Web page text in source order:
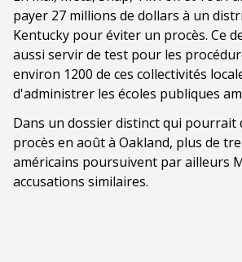
payer 27 millions de dollars à un
Kentucky pour éviter un procès. Ce
aussi servir de test pour les
environ 1200 de ces collectivités
d'administrer les écoles publiques
Dans un dossier distinct qui pourrait
procès en août à Oakland, plus de
américains poursuivent par ailleurs
accusations similaires.